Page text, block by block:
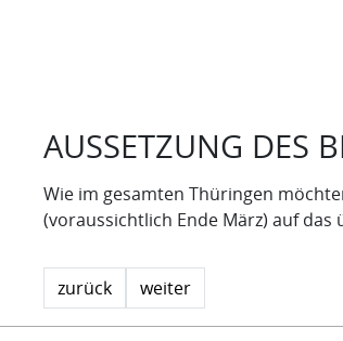
AUSSETZUNG DES
Wie im gesamten Thüringen
(voraussichtlich Ende März) auf
zurück weiter